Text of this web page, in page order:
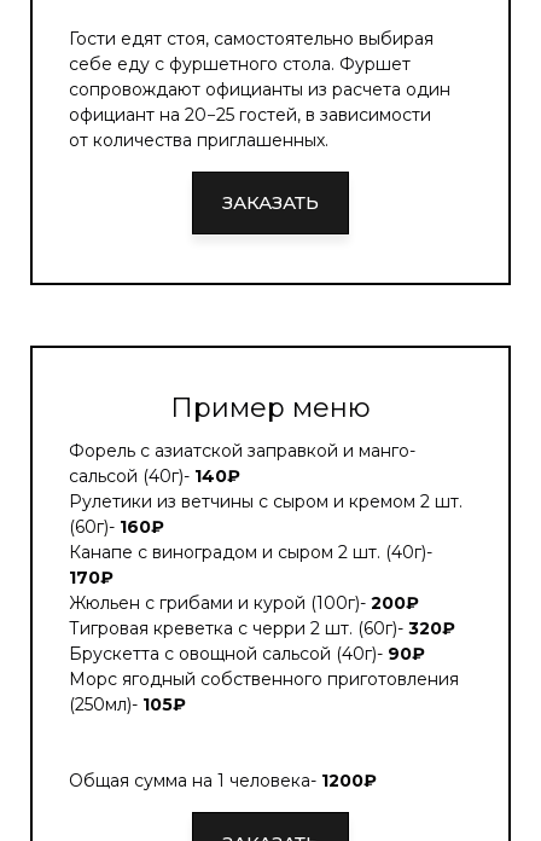
Гости едят стоя, самостоятельно выбирая
себе еду с фуршетного стола. Фуршет
сопровождают официанты из расчета один
официант на 20−25 гостей, в зависимости
от количества приглашенных.
ЗАКАЗАТЬ
Пример меню
Форель с азиатской заправкой и манго-
сальсой (40г)- 140₽
Рулетики из ветчины с сыром и кремом 2 шт.
(60г)- 160₽
Канапе с виноградом и сыром 2 шт. (40г)-
170₽
Жюльен с грибами и курой (100г)- 200₽
Тигровая креветка с черри 2 шт. (60г)- 320₽
Брускетта с овощной сальсой (40г)- 90₽
Морс ягодный собственного приготовления
(250мл)- 105₽
Общая сумма на 1 человека- 1200₽